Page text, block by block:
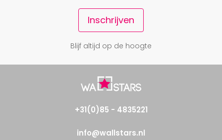
Inschrijven
Blijf altijd op de hoogte
+31(0)85 - 4835221
info@wallstars.nl